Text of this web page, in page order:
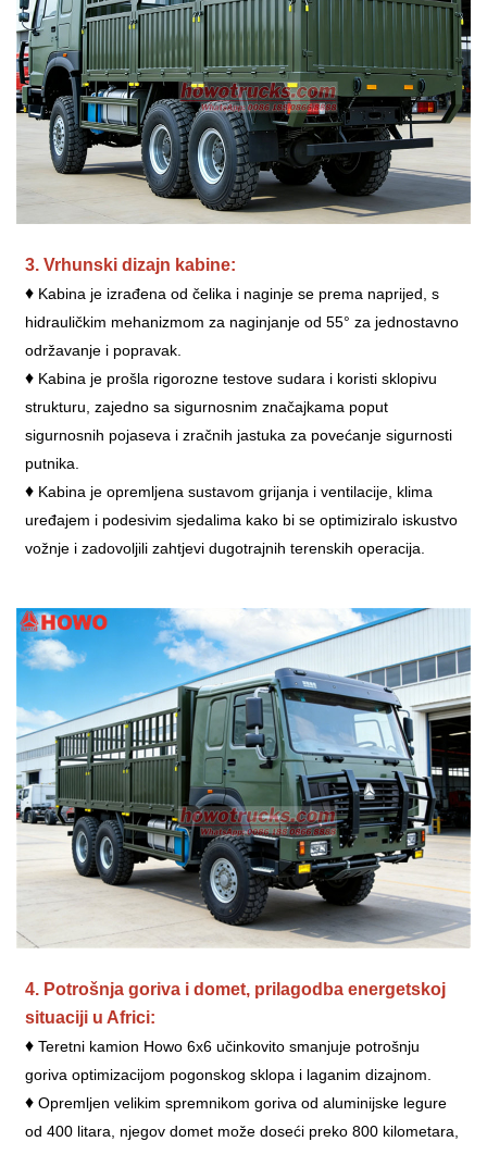
3. Vrhunski dizajn kabine:
♦ Kabina je izrađena od čelika i naginje se prema naprijed, s
hidrauličkim mehanizmom za naginjanje od 55° za jednostavno
održavanje i popravak.
♦ Kabina je prošla rigorozne testove sudara i koristi sklopivu
strukturu, zajedno sa sigurnosnim značajkama poput
sigurnosnih pojaseva i zračnih jastuka za povećanje sigurnosti
putnika.
♦ Kabina je opremljena sustavom grijanja i ventilacije, klima
uređajem i podesivim sjedalima kako bi se optimiziralo iskustvo
vožnje i zadovoljili zahtjevi dugotrajnih terenskih operacija.
4. Potrošnja goriva i domet, prilagodba energetskoj
situaciji u Africi:
♦ Teretni kamion Howo 6x6 učinkovito smanjuje potrošnju
goriva optimizacijom pogonskog sklopa i laganim dizajnom.
♦ Opremljen velikim spremnikom goriva od aluminijske legure
od 400 litara, njegov domet može doseći preko 800 kilometara,